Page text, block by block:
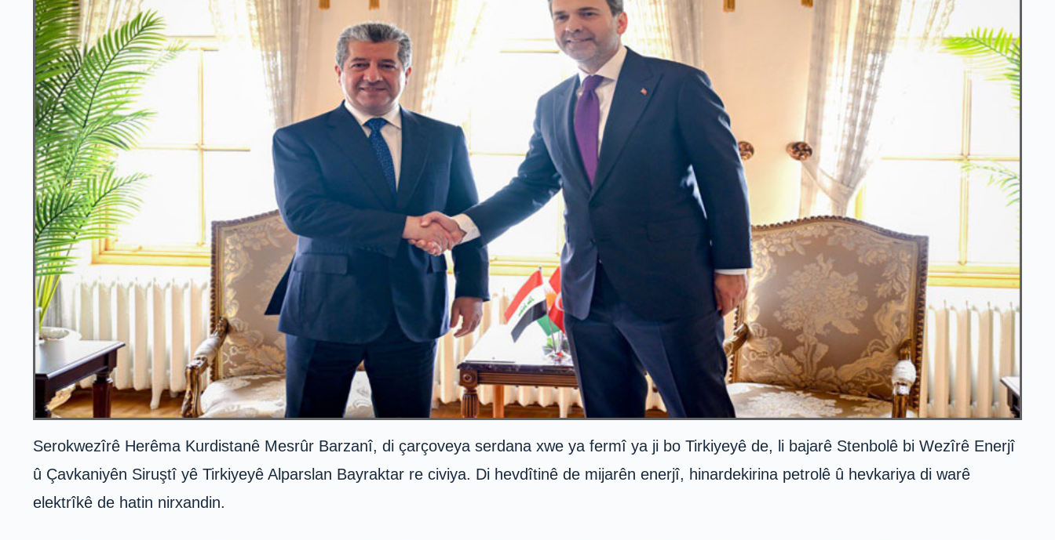
Serokwezîrê Herêma Kurdistanê Mesrûr Barzanî, di çarçoveya serdana xwe ya fermî ya ji bo Tirkiyeyê de, li bajarê Stenbolê bi Wezîrê Enerjî
û Çavkaniyên Siruştî yê Tirkiyeyê Alparslan Bayraktar re civiya. Di hevdîtinê de mijarên enerjî, hinardekirina petrolê û hevkariya di warê
elektrîkê de hatin nirxandin.